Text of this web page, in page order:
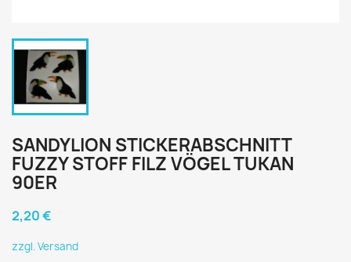
SANDYLION STICKERABSCHNITT
FUZZY STOFF FILZ VÖGEL TUKAN
90ER
2,20 €
zzgl. Versand